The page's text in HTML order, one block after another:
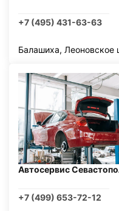
+7 (495) 431-63-63
Балашиха, Леоновское
Автосервис
+7 (499) 653-72-12